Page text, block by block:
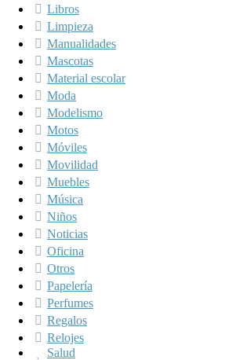
Libros
Limpieza
Manualidades
Mascotas
Material escolar
Moda
Modelismo
Motos
Móviles
Movilidad
Muebles
Música
Niños
Noticias
Oficina
Otros
Papelería
Perfumes
Regalos
Relojes
Salud